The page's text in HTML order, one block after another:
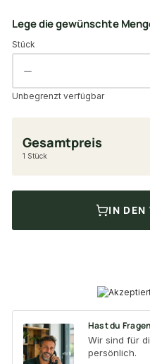
Lege die gewünschte
Stück
Unbegrenzt verfügbar
Gesamtpreis
1 Stück
IN DEN
Hast du
Wir sind für
persönlich.